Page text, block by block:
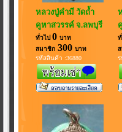
หลวงปู่คำมี วัดถ้ำ
คูหาสวรรค์ จ.ลพบุรี
ทั่วไป 0 บาท
สมาชิก 300 บาท
รหัสสินค้า :36880